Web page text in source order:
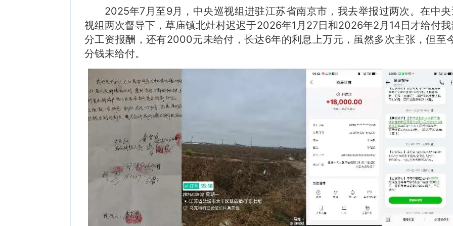
2025年7月至9月，中央巡视组进驻江苏省南京市，我去举报过两次。在中央
视组两次督导下，草庙镇北灶村迟迟于2026年1月27日和2026年2月14日才给付
分工资报酬，还有2000元未给付，长达6年的利息上万元，虽然多次主张，但至
分钱未给付。